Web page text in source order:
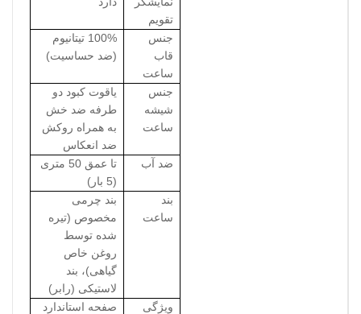
تقویم
جنس
قاب
ساعت
100% تیتانیوم
(ضد حساسیت)
جنس
شیشه
ساعت
یاقوت کبود دو
طرفه ضد خش
به همراه روکش
ضد انعکاس
ضد آب
تا عمق 50 متری
(5 بار)
بند
ساعت
بند چرمی
مخصوص (تیره
شده توسط
روغن خاص
گیاهی)، بند
لاستیکی (رابر)
ویژگی
صفحه استاندارد